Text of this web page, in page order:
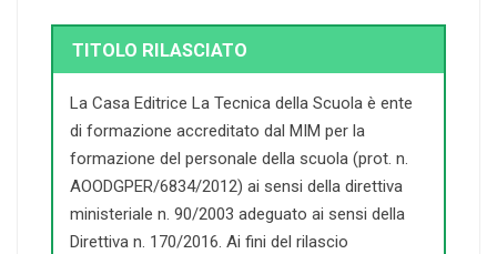
TITOLO RILASCIATO
La Casa Editrice La Tecnica della Scuola è ente
di formazione accreditato dal MIM per la
formazione del personale della scuola (prot. n.
AOODGPER/6834/2012) ai sensi della direttiva
ministeriale n. 90/2003 adeguato ai sensi della
Direttiva n. 170/2016. Ai fini del rilascio